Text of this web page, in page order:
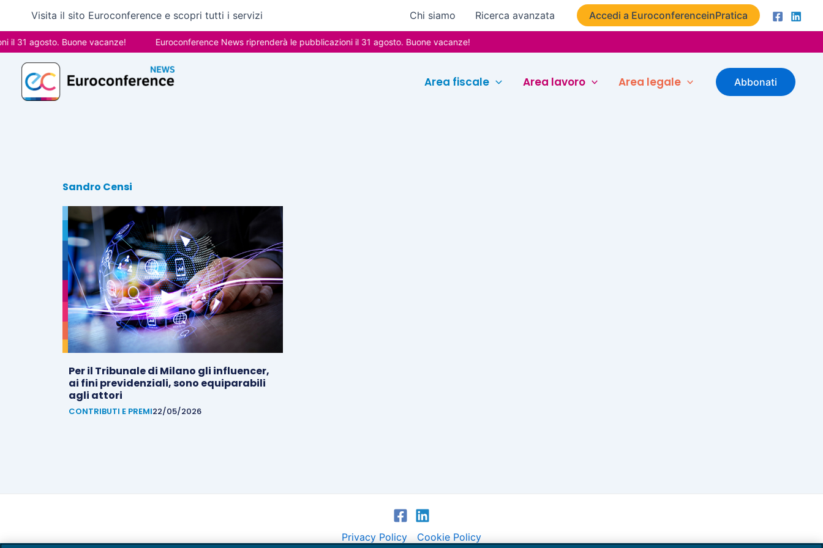
contenuto
Visita il sito Euroconference e scopri tutti i servizi Chi siamo Ricerca avanzata Accedi a EuroconferenceinPratica
31 agosto. Buone vacanze! Euroconference News riprenderà le pubblicazioni il 31 agosto. Buone vacanze!
Area fiscale Area lavoro Area legale Abbonati
Sandro Censi
Per il Tribunale di Milano gli influencer,
ai fini previdenziali, sono equiparabili
agli attori
CONTRIBUTI E PREMI22/05/2026
Privacy Policy Cookie Policy